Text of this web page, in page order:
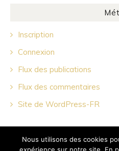
Inscription
Connexion
Flux des publications
Flux des commentaires
Site de WordPress-FR
Nous utilisons des cookies